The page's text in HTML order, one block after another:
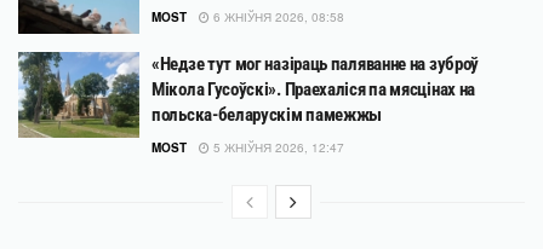
MOST 6 ЖНІЎНЯ 2026, 08:58
«Недзе тут мог назіраць паляванне на зуброў
Мікола Гусоўскі». Праехаліся па мясцінах на
польска-беларускім памежжы
MOST 5 ЖНІЎНЯ 2026, 12:47